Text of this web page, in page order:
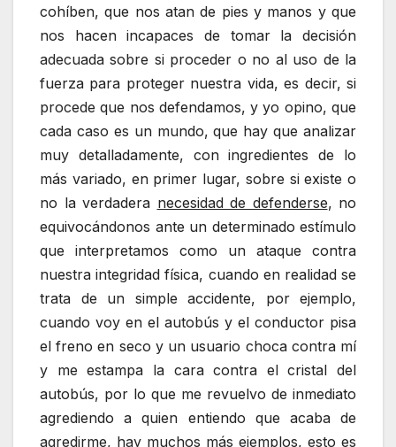
cohíben, que nos atan de pies y manos y que
nos hacen incapaces de tomar la decisión
adecuada sobre si proceder o no al uso de la
fuerza para proteger nuestra vida, es decir, si
procede que nos defendamos, y yo opino, que
cada caso es un mundo, que hay que analizar
muy detalladamente, con ingredientes de lo
más variado, en primer lugar, sobre si existe o
no la verdadera necesidad de defenderse, no
equivocándonos ante un determinado estímulo
que interpretamos como un ataque contra
nuestra integridad física, cuando en realidad se
trata de un simple accidente, por ejemplo,
cuando voy en el autobús y el conductor pisa
el freno en seco y un usuario choca contra mí
y me estampa la cara contra el cristal del
autobús, por lo que me revuelvo de inmediato
agrediendo a quien entiendo que acaba de
agredirme, hay muchos más ejemplos, esto es